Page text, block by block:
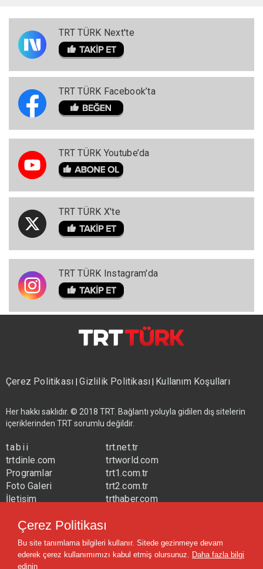
TRT TÜRK Next'te
TRT TÜRK Facebook’ta
TRT TÜRK Youtube’da
TRT TÜRK X'te
TRT TÜRK Instagram'da
Çerez Politikası|Gizlilik Politikası| Kullanım Koşulları
Her hakkı saklıdır. © 2018 TRT. Bağlantı yoluyla gidilen dış sitelerin
içeriklerinden TRT sorumlu değildir.
tabii
trtdinle.com
Programlar
Foto Galeri
İletişim
trt.net.tr
trtworld.com
trt1.com.tr
trt2.com.tr
trthaber.com
trtavaz.com.tr
trtmuzik.net.tr
trtcocuk.net.tr
Çerez Politikası
Bu site tanımlama bilgileri kullanır. Sitede gezinmeye devam
ederek çerez kullanımımızı kabul etmiş olursunuz. Daha fazla bilgi
edinin